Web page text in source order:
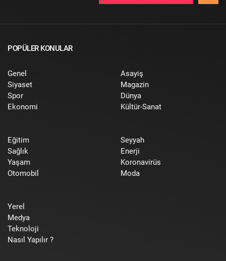
POPÜLER KONULAR
Genel
Siyaset
Spor
Ekonomi
Asayiş
Magazin
Dünya
Kültür-Sanat
Eğitim
Sağlık
Yaşam
Otomobil
Seyyah
Enerji
Koronavirüs
Moda
Yerel
Medya
Teknoloji
Nasıl Yapılır ?